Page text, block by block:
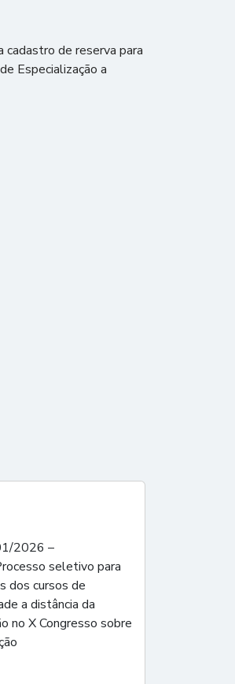
cadastro de reserva para
Especialização a
2026 –
seletivo para
dos cursos de
a distância da
no X Congresso sobre